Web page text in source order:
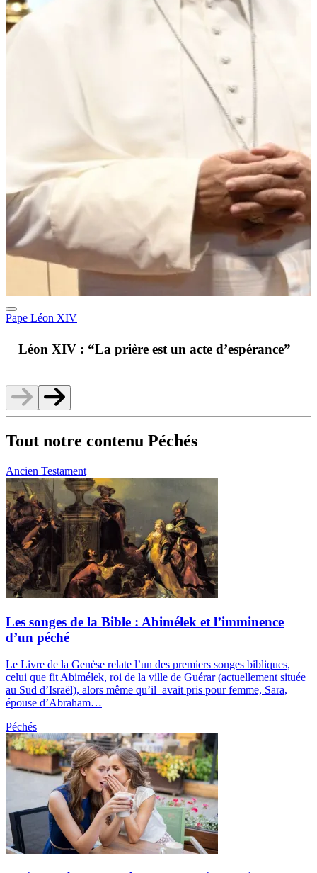
Pape Léon XIV
Léon XIV : “La prière est un acte d’espérance”
Tout notre contenu Péchés
Ancien Testament
Les songes de la Bible : Abimélek et l’imminence
d’un péché
Le Livre de la Genèse relate l’un des premiers songes bibliques,
celui que fit Abimélek, roi de la ville de Guérar (actuellement située
au Sud d’Israël), alors même qu’il avait pris pour femme, Sara,
épouse d’Abraham…
Péchés